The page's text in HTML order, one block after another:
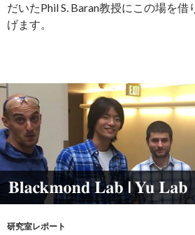
だいたPhil S. Baran教授にこの場を
げます。
研究室レポート